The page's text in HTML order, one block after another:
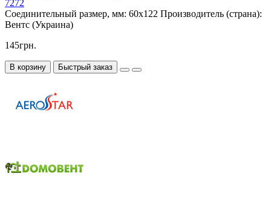
7272
Соединительный размер, мм: 60х122 Производитель (страна):
Вентс (Украина)
145грн.
В корзину Быстрый заказ